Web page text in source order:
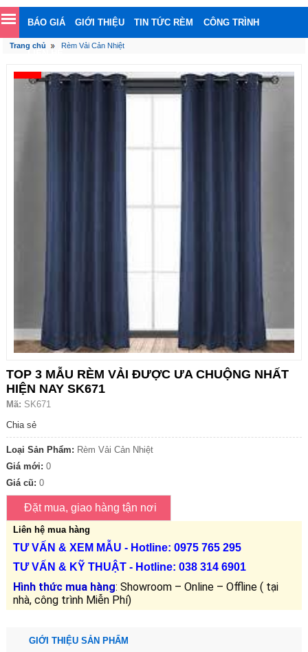
BÁO GIÁ GIỚI THIỆU TIN TỨC RÈM CÔNG TRÌNH
Trang chủ Rèm Vải Cản Nhiệt
TOP 3 MẪU RÈM VẢI ĐƯỢC ƯA CHUỘNG NHẤT
HIỆN NAY SK671
Mã: SK671
Chia sẻ
Loại Sản Phẩm: Rèm Vải Cản Nhiệt
Giá mới: 0
Giá cũ: 0
Liên hệ mua hàng
TƯ VẤN & XEM MẪU - Hotline: 0975 765 295
TƯ VẤN & KỸ THUẬT- Hotline: 038 314 6901
Hình thức mua hàng: Showroom – Online – Offline ( tại
nhà, công trình Miễn Phí)
GIỚI THIỆU SẢN PHẨM